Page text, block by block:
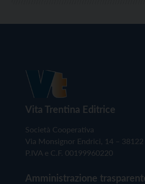
Vita Trentina Editrice
Società Cooperativa
Via Monsignor Endrici, 14 – 38122
P.IVA e C.F. 00199960220
Amministrazione